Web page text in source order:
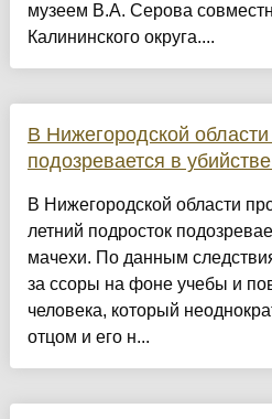
музеем В.А. Серова
Калининского округа....
В Нижегородской
подозревается в
В Нижегородской области
летний подросток
мачехи. По данным
за ссоры на фоне учебы и
человека, который
отцом и его н...